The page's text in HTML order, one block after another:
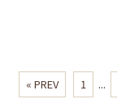
« PREV
1 ...